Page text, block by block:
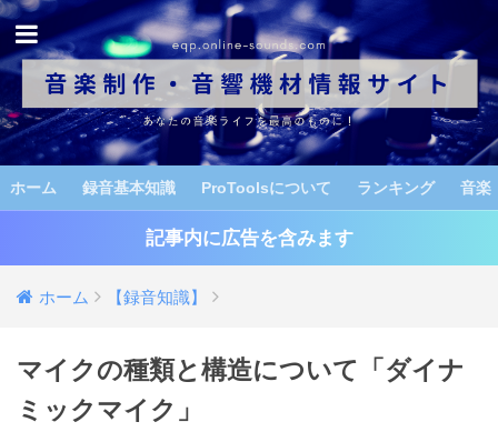
ホーム 録音基本知識 ProToolsについて ランキング 音楽
記事内に広告を含みます
ホーム 【録音知識】
マイクの種類と構造について「ダイナ
ミックマイク」